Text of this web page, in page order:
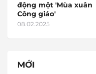
động một 'Mùa xuân
Công giáo'
08.02.2025
MỚI